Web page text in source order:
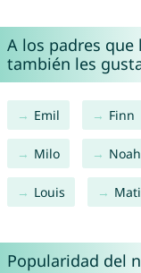
A los padres
también les
Emil Finn
Milo Noah
Louis
Popularidad del